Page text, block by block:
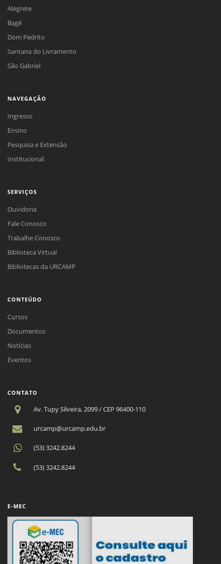
Alegrete
Bagé
Dom Pedrito
Santana do Livramento
São Gabriel
NAVEGAÇÃO
Ingresso
Ensino
Pesquisa e Extensão
Institucional
SERVIÇOS
Ouvidoria
Fale Conosco
Trabalhe Conosco
Biblioteca Virtual
Bibliotecas da URCAMP
CONTEÚDO
Cursos
Documentos
Notícias
Eventos
CONTATO
Av. Tupy Silveira, 2099 / CEP 96400-110
urcamp@urcamp.edu.br
(53) 3242.8244
(53) 3242.8244
E-MEC